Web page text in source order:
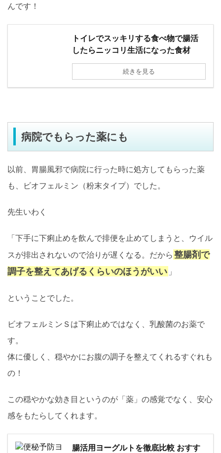
んです！
トイレでスッキリする食べ物で腸活
したらニッコリ生活になった食材
続きを見る
病院でもらった薬にも
以前、胃腸風邪で病院に行った時に処方してもらった薬
も、ビオフェルミン（粉末タイプ）でした。
先生いわく
「下手に下痢止めを飲んで排便を止めてしまうと、ウイル
スが排出されないので治りが遅くなる。だから 整腸剤で
調子を整えてあげるくらいのほうがいい 」
ということでした。
ビオフェルミンＳは下痢止めではなく、乳酸菌のお薬で
す。
体に優しく、穏やかにお腹の調子を整えてくれるすぐれも
の！
この穏やかな効き目というのが「薬」の感覚でなく、安心
感をもたらしてくれます。
腸活用ヨーグルトを徹底比較 おすす